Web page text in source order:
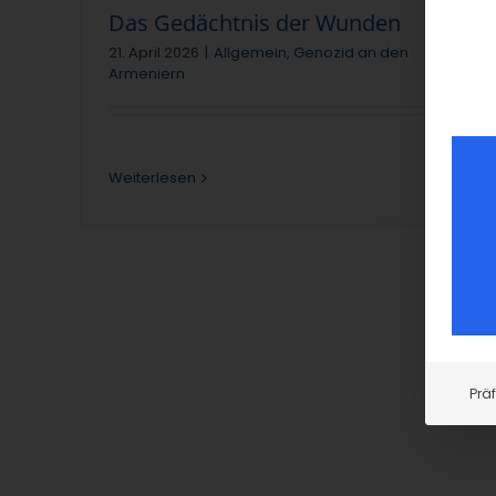
Das Gedächtnis der Wunden
21. April 2026 | Allgemein, Genozid an den
Armeniern
Weiterlesen